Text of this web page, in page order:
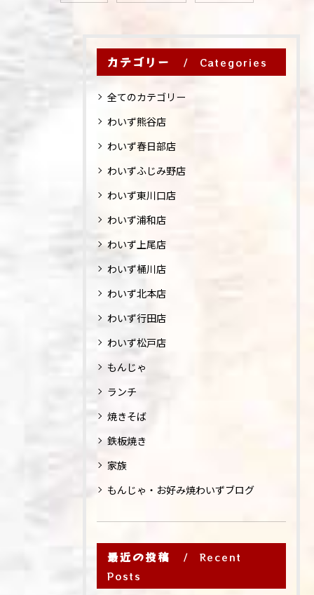
カテゴリー Categories
全てのカテゴリー
わいず熊谷店
わいず春日部店
わいずふじみ野店
わいず東川口店
わいず浦和店
わいず上尾店
わいず桶川店
わいず北本店
わいず行田店
わいず松戸店
もんじゃ
ランチ
焼きそば
鉄板焼き
家族
もんじゃ・お好み焼わいずブログ
最近の投稿
Recent
Posts